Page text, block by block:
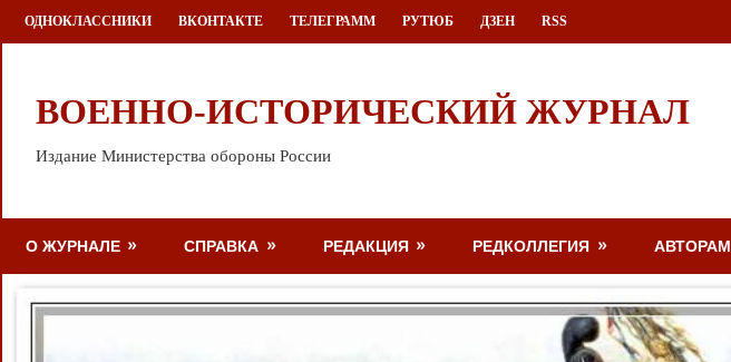
Перейти
к
ОДНОКЛАССНИКИ ВКОНТАКТЕ ТЕЛЕГРАММ РУТЮБ ДЗЕН RSS
ВОЕННО-ИСТОРИЧЕСКИЙ ЖУРНАЛ
Издание Министерства обороны России
О ЖУРНАЛЕ СПРАВКА РЕДАКЦИЯ РЕДКОЛЛЕГИЯ АВТОРАМ